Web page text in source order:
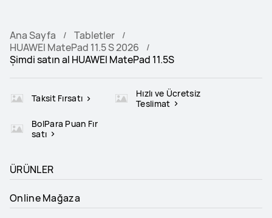
Ana Sayfa
Tabletler
HUAWEI MatePad 11.5 S 2026
Şimdi satın al HUAWEI MatePad 11.5S
Taksit Fırsatı
Hızlı ve Ücretsiz
Teslimat
BolPara Puan Fır
satı
ÜRÜNLER
Online Mağaza